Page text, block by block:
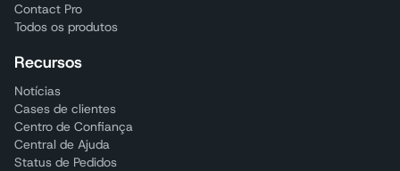
Contact Pro
Todos os produtos
Recursos
Notícias
Cases de clientes
Centro de Confiança
Central de Ajuda
Status de Pedidos